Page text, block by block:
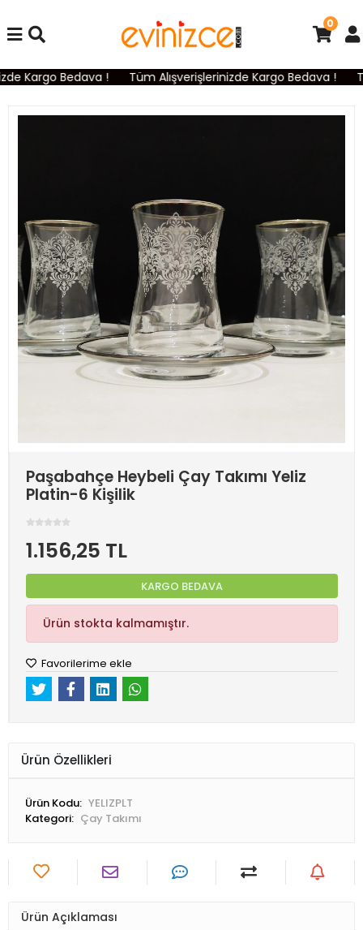
Kargo Bedava ! Tüm Alışverişlerinizde Kargo Bedava !
0
Paşabahçe Heybeli Çay Takımı Yeliz
Platin-6 Kişilik
1.156,25 TL
KARGO BEDAVA
Ürün stokta kalmamıştır.
Favorilerime ekle
Ürün Özellikleri
Ürün Kodu: YELIZPLT
Kategori: Çay Takımı
Ürün Açıklaması